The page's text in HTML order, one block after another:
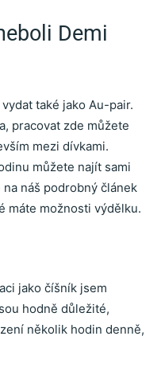
Demi
také jako Au-pair.
pracovat zde můžete
mezi dívkami.
můžete najít sami
náš podrobný článek
máte možnosti výdělku.
jako číšník jsem
hodně důležité,
několik hodin denně,